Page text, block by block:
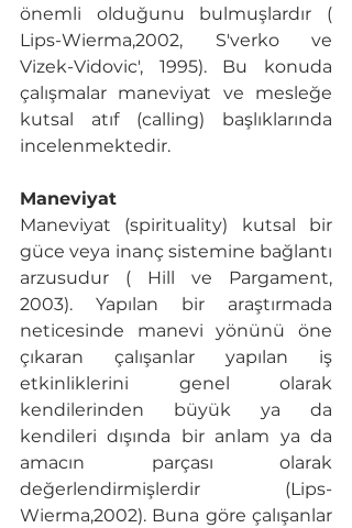
önemli olduğunu bulmuşlardır (
Lips-Wierma,2002, S′verko ve
Vizek-Vidovic′, 1995). Bu konuda
çalışmalar maneviyat ve mesleğe
kutsal atıf (calling) başlıklarında
incelenmektedir.
Maneviyat
Maneviyat (spirituality) kutsal bir
güce veya inanç sistemine bağlantı
arzusudur ( Hill ve Pargament,
2003). Yapılan bir araştırmada
neticesinde manevi yönünü öne
çıkaran çalışanlar yapılan iş
etkinliklerini genel olarak
kendilerinden büyük ya da
kendileri dışında bir anlam ya da
amacın parçası olarak
değerlendirmişlerdir (Lips-
Wierma,2002). Buna göre çalışanlar